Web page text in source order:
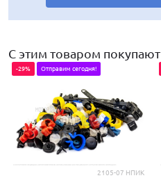
С этим товаром покупают
2105-07 НПИК
-29% Отправим сегодня!